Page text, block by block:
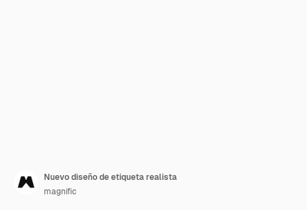
Nuevo diseño de etiqueta realista
magnific